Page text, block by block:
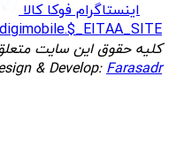
اینستاگرام فوکا کالا
کلیه حقوق این سایت
& Develop:Farasadr